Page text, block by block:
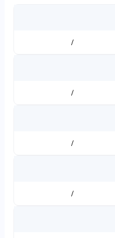
/
/
/
/